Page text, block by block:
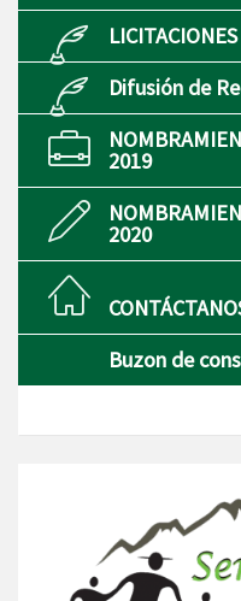
Difusión de
2019
2020
Buzon de